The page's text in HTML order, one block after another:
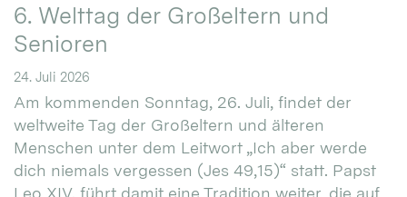
6. Welttag der Großeltern und
Senioren
24. Juli 2026
Am kommenden Sonntag, 26. Juli, findet der
weltweite Tag der Großeltern und älteren
Menschen unter dem Leitwort „Ich aber werde
dich niemals vergessen (Jes 49,15)“ statt. Papst